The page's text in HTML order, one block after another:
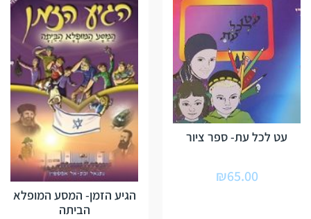
עט לכל עת- ספר ציור
₪65.00
הגיע הזמן- המסע המופלא
הביתה